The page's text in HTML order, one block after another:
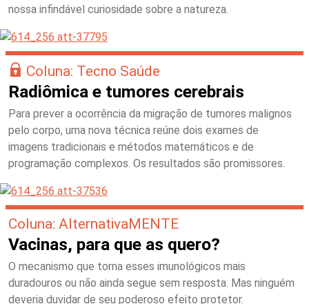
nossa infindável curiosidade sobre a natureza.
Coluna: Tecno Saúde
Radiômica e tumores cerebrais
Para prever a ocorrência da migração de tumores malignos
pelo corpo, uma nova técnica reúne dois exames de
imagens tradicionais e métodos matemáticos e de
programação complexos. Os resultados são promissores.
Coluna: AlternativaMENTE
Vacinas, para que as quero?
O mecanismo que torna esses imunológicos mais
duradouros ou não ainda segue sem resposta. Mas ninguém
deveria duvidar de seu poderoso efeito protetor.